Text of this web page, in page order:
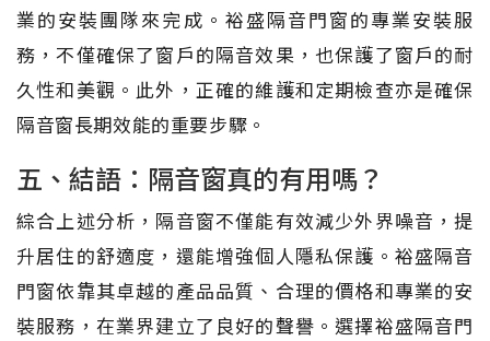
業的安裝團隊來完成。裕盛隔音門窗的專業安裝服
務，不僅確保了窗戶的隔音效果，也保護了窗戶的耐
久性和美觀。此外，正確的維護和定期檢查亦是確保
隔音窗長期效能的重要步驟。
五、結語：隔音窗真的有用嗎？
綜合上述分析，隔音窗不僅能有效減少外界噪音，提
升居住的舒適度，還能增強個人隱私保護。裕盛隔音
門窗依靠其卓越的產品品質、合理的價格和專業的安
裝服務，在業界建立了良好的聲譽。選擇裕盛隔音門